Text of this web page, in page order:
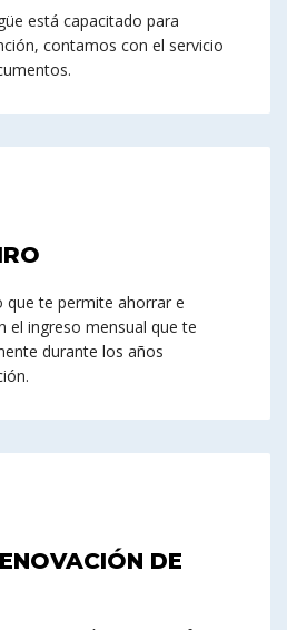
está capacitado para
contamos con el servicio
te permite ahorrar e
el ingreso mensual que te
durante los años
DE